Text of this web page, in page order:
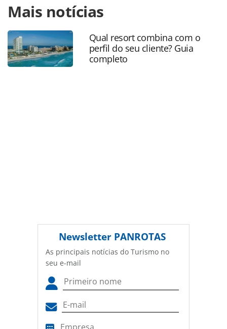
https://www.panrotas.com.br/destinos/pesquisas-e-
estatisticas/2018/05/miami-ganhara-mais-de-65-mil-
quartos-de-hotel-em-2-anos_155879.html ou as
ferramentas oferecidas na página. Todo o conteúdo
produzido pela PANROTAS Editora é protegido pela
legislação brasileira sobre direito autoral. Não reproduza o
Mais notícias
Qual resort combina com o
perfil do seu cliente? Guia
completo
Newsletter PANROTAS
As principais notícias do Turismo no
seu e-mail